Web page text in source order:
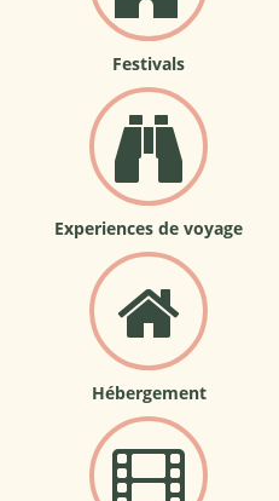
Festivals
Experiences de voyage
Hébergement